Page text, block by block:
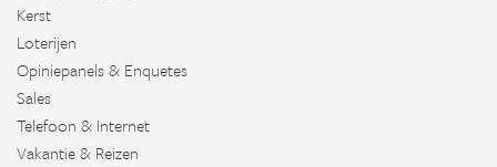
Kerst
Loterijen
Opiniepanels & Enquetes
Sales
Telefoon & Internet
Vakantie & Reizen